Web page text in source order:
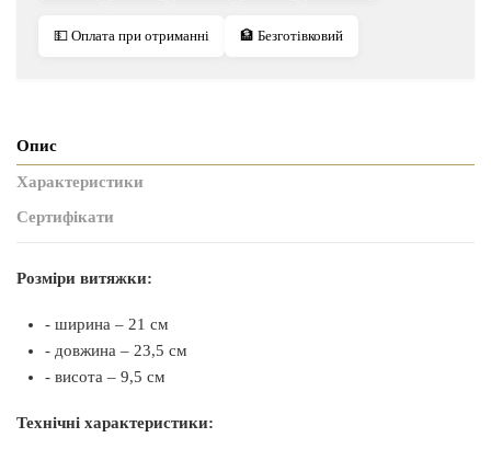
💵 Оплата при отриманні 🏦 Безготівковий
Опис
Характеристики
Сертифікати
Розміри витяжки:
- ширина – 21 см
- довжина – 23,5 см
- висота – 9,5 см
Технічні характеристики: